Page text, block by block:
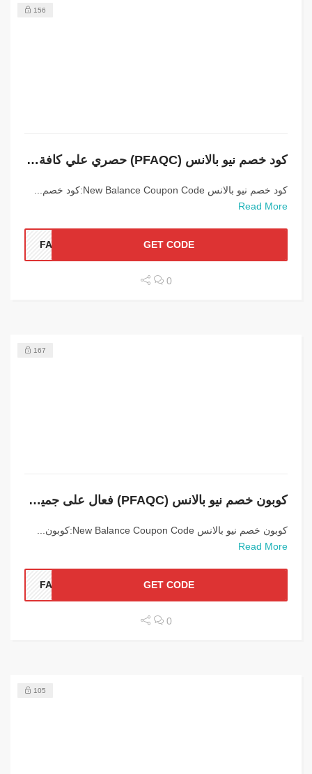
156
كود خصم نيو بالانس (PFAQC) حصري علي كافة الطلبات
كود خصم نيو بالانس New Balance Coupon Code:كود خصم...
Read More
GET CODE
0
167
كوبون خصم نيو بالانس (PFAQC) فعال على جميع المنتجات
كوبون خصم نيو بالانس New Balance Coupon Code:كوبون...
Read More
GET CODE
0
105